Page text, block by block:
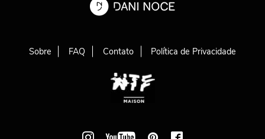
Sobre FAQ Contato Política de Privacidade